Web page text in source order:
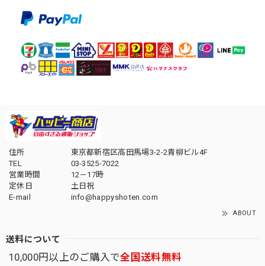
住所
東京都新宿区高田馬場3-2-2青柳ビル4F
TEL
03-3525-7022
営業時間
12－17時
定休日
土日祝
E-mail
info@happyshoten.com
ABOUT
送料について
10,000円以上のご購入で全国送料無料